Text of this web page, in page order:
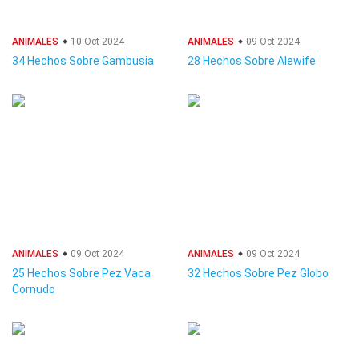
ANIMALES 10 Oct 2024
34 Hechos Sobre Gambusia
ANIMALES 09 Oct 2024
28 Hechos Sobre Alewife
ANIMALES 09 Oct 2024
25 Hechos Sobre Pez Vaca
Cornudo
ANIMALES 09 Oct 2024
32 Hechos Sobre Pez Globo